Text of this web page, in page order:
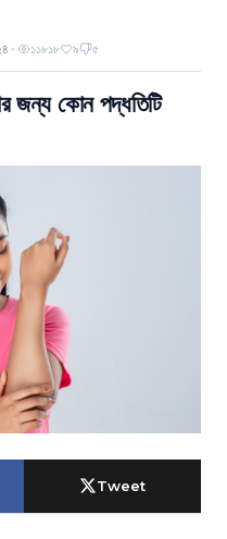
● ১১৮১৮ ৯ ৫
জন্য কোন পদ্ধতিটি
Tweet